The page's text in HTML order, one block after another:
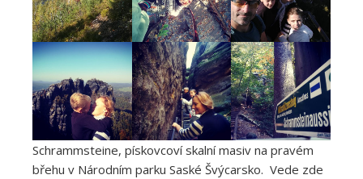
Schrammsteine, pískovcoví skalní masiv na pravém
břehu v Národním parku Saské Švýcarsko. Vede zde